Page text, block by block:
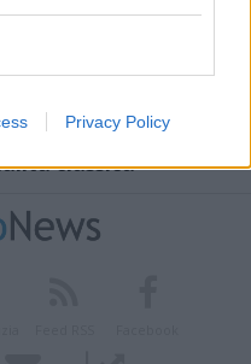
Privacy Policy
classica